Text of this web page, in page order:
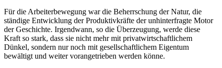
Für die Arbeiterbewegung war die Beherrschung der Natur, die
ständige Entwicklung der Produktivkräfte der unhinterfragte Motor
der Geschichte. Irgendwann, so die Überzeugung, werde diese
Kraft so stark, dass sie nicht mehr mit privatwirtschaftlichem
Dünkel, sondern nur noch mit gesellschaftlichem Eigentum
bewältigt und weiter vorangetrieben werden könne.